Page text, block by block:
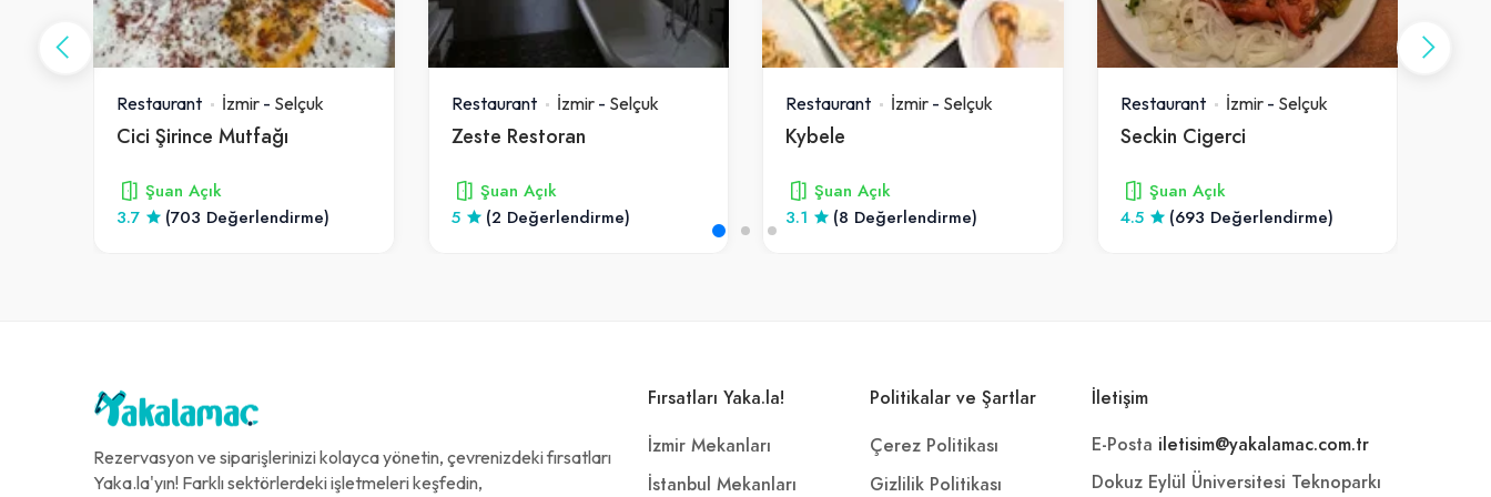
Restaurant İzmir - Selçuk
Cici Şirince Mutfağı
Şuan Açık
3.7
(703 Değerlendirme)
Restaurant İzmir- Selçuk
Zeste Restoran
Şuan Açık
5
(2 Değerlendirme)
Restaurant İzmir - Selçuk
Kybele
Şuan Açık
3.1
(8 Değerlendirme)
Restaurant İzmir- Selçuk
Seckin Cigerci
Şuan Açık
4.5
(693 Değerlendirme)
Rezervasyon ve siparişlerinizi kolayca yönetin, çevrenizdeki fırsatları
Yaka.la'yın! Farklı sektörlerdeki işletmeleri keşfedin,
Fırsatları Yaka.la!
İzmir Mekanları
İstanbul Mekanları
Politikalar ve Şartlar
Çerez Politikası
Gizlilik Politikası
İletişim
E-Posta iletisim@yakalamac.com.tr
Dokuz Eylül Üniversitesi Teknoparkı